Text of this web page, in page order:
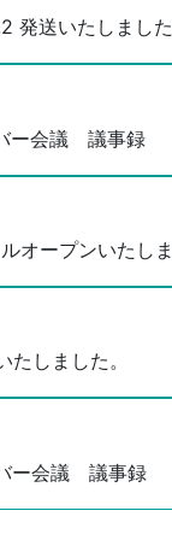
発送いたしました
ー会議 議事録
ープンいたしま
しました。
ー会議 議事録